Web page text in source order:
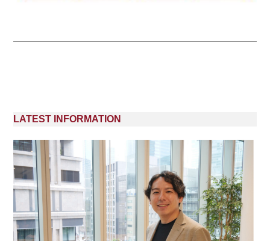
LATEST INFORMATION